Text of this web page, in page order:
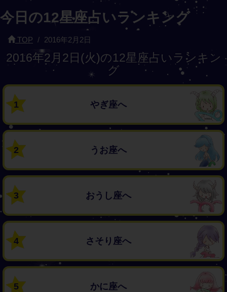
今日の12星座占いランキング
TOP 2016年2月2日
2016年2月2日(火)の12星座占いランキン
グ
1 やぎ座へ
2 うお座へ
3 おうし座へ
4 さそり座へ
5 かに座へ